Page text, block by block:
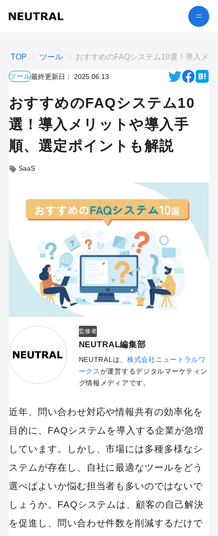
TOP ツール おすすめのFAQシステム10選！導入メ
ツール最終更新日： 2025.06.13
おすすめのFAQシステム10
選！導入メリットや導入手
順、選定ポイントも解説
SaaS
監修者
NEUTRAL編集部
NEUTRALは、 株式会社ニュートラルワ
ークスが運営するデジタルマーケティン
グ情報メディアです。
近年、問い合わせ対応や情報共有の効率化を
目的に、FAQシステムを導入する企業が急増
しています。しかし、市場には多種多様なシ
ステムが存在し、自社に最適なツールをどう
選べばよいか悩む担当者も多いのではないで
しょうか。FAQシステムは、顧客の自己解決
を促進し、問い合わせ件数を削減するだけで